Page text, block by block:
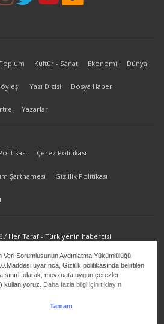
Veri Sorumlusunun Aydınlatma Yükümlülüğü
uyarınca, Gizlilik politikasında belirtilen
sınırlı olarak, mevzuata uygun çerezler
kullanıyoruz. Daha fazla bilgi için tıklayın
Tamam
Kültür - Sanat Ekonomi Dünya
Yazı Dizisi Dosya Haber
Yazarlar
Çerez Politikası
Şartnamesi Gizlilik Politikası
/ Her Taraf - Türkiyenin habercisi